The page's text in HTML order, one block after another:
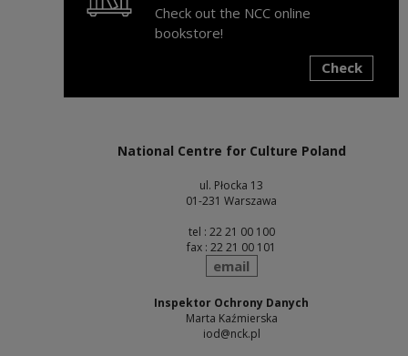
Check out the NCC online
bookstore!
Check
National Centre for Culture Poland
ul. Płocka 13
01-231 Warszawa
tel : 22 21 00 100
fax : 22 21 00 101
send
email
Inspektor Ochrony Danych
Marta Kaźmierska
iod@nck.pl